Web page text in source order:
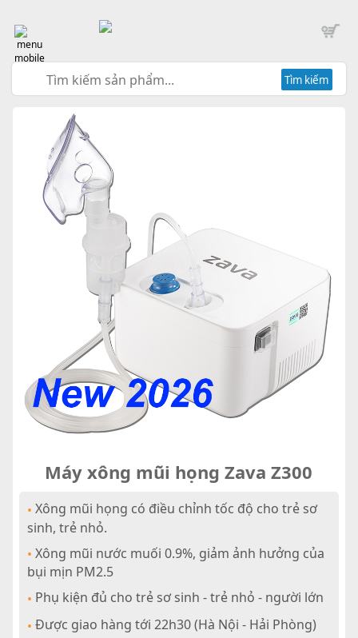
Tìm kiếm
Máy xông mũi họng Zava Z300
• Xông mũi họng có điều chỉnh tốc độ cho trẻ sơ
sinh, trẻ nhỏ.
• Xông mũi nước muối 0.9%, giảm ảnh hưởng của
bụi mịn PM2.5
• Phụ kiện đủ cho trẻ sơ sinh - trẻ nhỏ - người lớn
• Được giao hàng tới 22h30 (Hà Nội - Hải Phòng)